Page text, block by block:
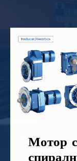
НМРВ
пужни